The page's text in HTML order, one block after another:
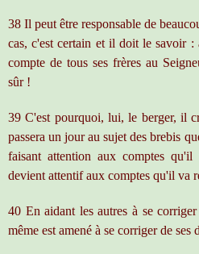
38 Il peut être responsable de
cas, c'est certain et il doit le savoir
compte de tous ses frères au
sûr !
39 C'est pourquoi, lui, le berger, il
passera un jour au sujet des brebis
faisant attention aux comptes
devient attentif aux comptes qu'il va
40 En aidant les autres à se
même est amené à se corriger de ses